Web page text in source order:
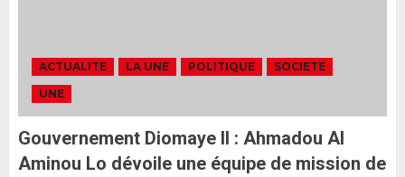
3
gouvernement : PASTEF pose
ACTUALITE LA UNE POLITIQUE
SOCIETE
UNE
Gouvernement Diomaye II : Ahmadou Al
Aminou Lo dévoile une équipe de mission de